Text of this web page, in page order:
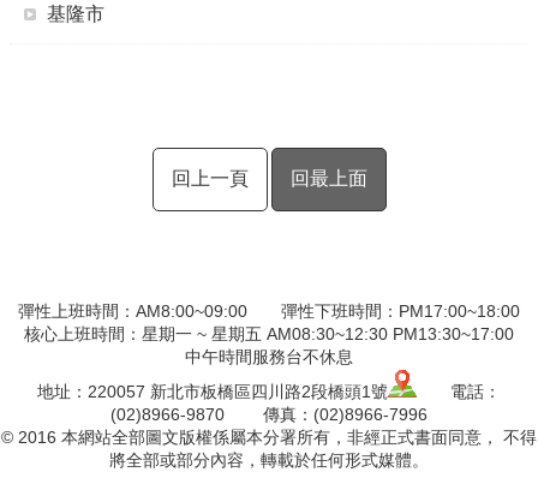
基隆市
回上一頁 回最上面
彈性上班時間：AM8:00~09:00 彈性下班時間：PM17:00~18:00
核心上班時間：星期一 ~ 星期五 AM08:30~12:30 PM13:30~17:00
中午時間服務台不休息
地址：220057 新北市板橋區四川路2段橋頭1號
電話：
(02)8966-9870 傳真：(02)8966-7996
© 2016 本網站全部圖文版權係屬本分署所有，非經正式書面同意， 不得
將全部或部分內容，轉載於任何形式媒體。